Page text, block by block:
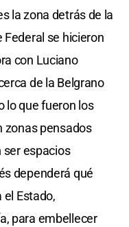
la zona detrás de la
Federal se hicieron
con Luciano
de la Belgrano
lo que fueron los
zonas pensados
ser espacios
dependerá qué
el Estado,
para embellecer